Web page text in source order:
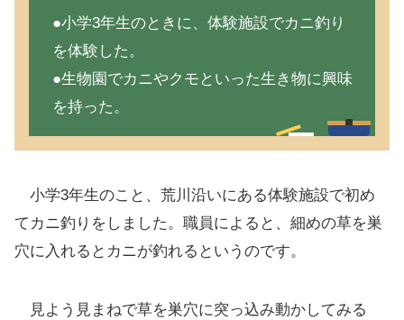
●小学3年生のときに、体験施設でカニ釣り
を体験した。
●生物園でカニやクモといった生き物に興味
を持った。
小学3年生のこと、荒川沿いにある体験施設で初め
てカニ釣りをしました。職員によると、細めの草を巣
穴に入れるとカニが釣れるというのです。
見よう見まねで草を巣穴に突っ込み動かしてみる